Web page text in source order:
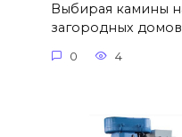
Выбирая камины
загородных домов
0 4